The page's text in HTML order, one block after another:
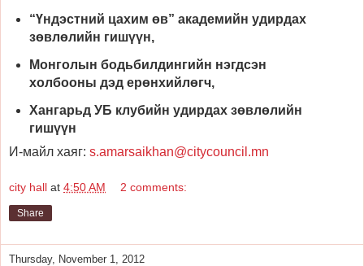
“Үндэстний цахим өв” академийн удирдах
зөвлөлийн гишүүн,
Монголын бодьбилдингийн нэгдсэн
холбооны дэд ерөнхийлөгч,
Хангарьд УБ клубийн удирдах зөвлөлийн
гишүүн
И-майл хаяг: s.amarsaikhan@citycouncil.mn
city hall at 4:50 AM 2 comments:
Share
Thursday, November 1, 2012